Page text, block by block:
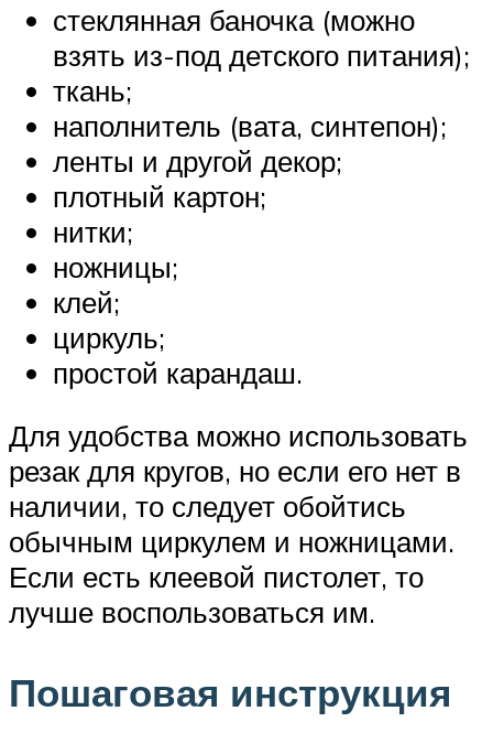
стеклянная баночка (можно
взять из-под детского питания);
ткань;
наполнитель (вата, синтепон);
ленты и другой декор;
плотный картон;
нитки;
ножницы;
клей;
циркуль;
простой карандаш.
Для удобства можно использовать
резак для кругов, но если его нет в
наличии, то следует обойтись
обычным циркулем и ножницами.
Если есть клеевой пистолет, то
лучше воспользоваться им.
Пошаговая инструкция